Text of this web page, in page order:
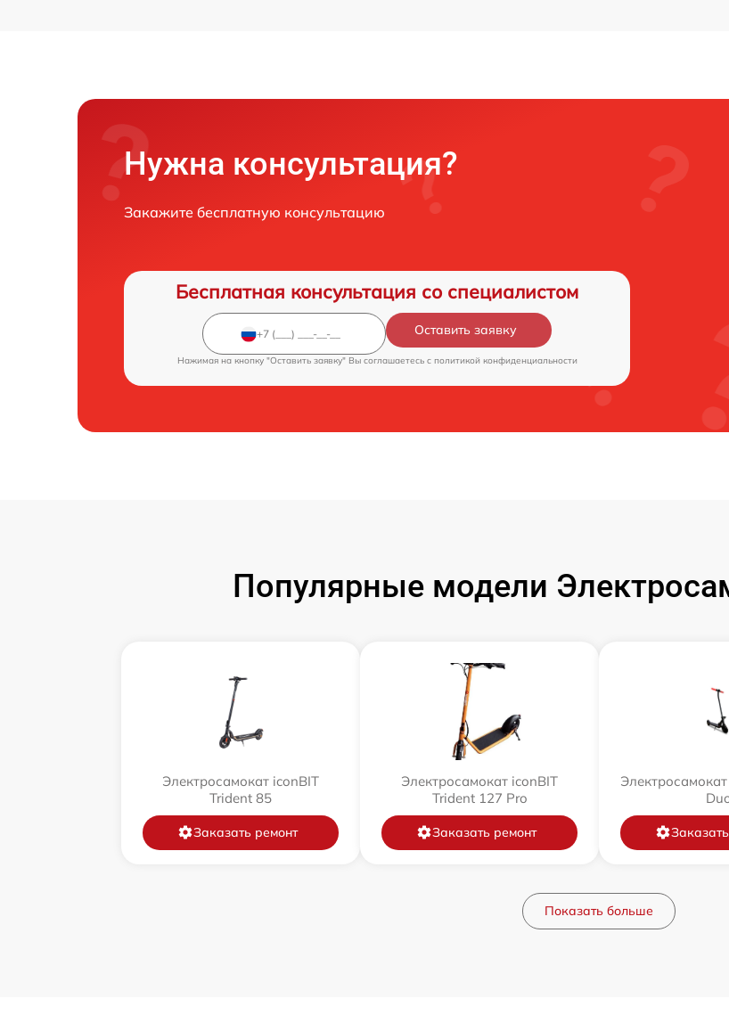
Нужна консультация?
Закажите бесплатную консультацию
Бесплатная консультация со специалистом
Оставить заявку
Нажимая на кнопку "Оставить заявку" Вы соглашаетесь c политикой конфиденциальности
Популярные модели
Электросамокат iconBIT
Trident 85
Заказать ремонт
Электросамокат iconBIT
Trident 127 Pro
Заказать ремонт
Показать больше